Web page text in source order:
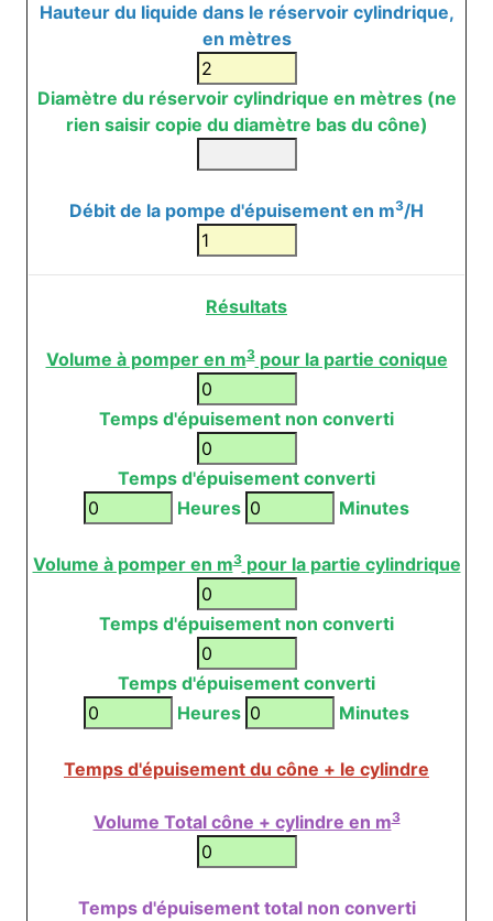
Hauteur du liquide dans le réservoir cylindrique,
en mètres
Diamètre du réservoir cylindrique en mètres (ne
rien saisir copie du diamètre bas du cône)
Débit de la pompe d'épuisement en m3/H
Résultats
Volume à pomper en m3pour la partie conique
Temps d'épuisement non converti
Temps d'épuisement converti
Heures
Minutes
Volume à pomper en m3pour la partie cylindrique
Temps d'épuisement non converti
Temps d'épuisement converti
Heures
Minutes
Temps d'épuisement du cône + le cylindre
Volume Total cône + cylindre en m3
Temps d'épuisement total non converti